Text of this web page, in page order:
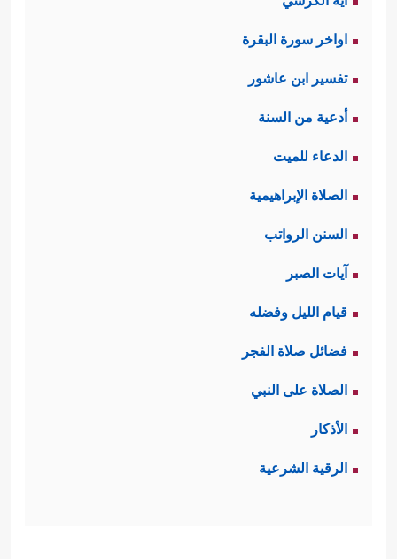
اواخر سورة البقرة
تفسير ابن عاشور
أدعية من السنة
الدعاء للميت
الصلاة الإبراهيمية
السنن الرواتب
آيات الصبر
قيام الليل وفضله
فضائل صلاة الفجر
الصلاة على النبي
الأذكار
الرقية الشرعية